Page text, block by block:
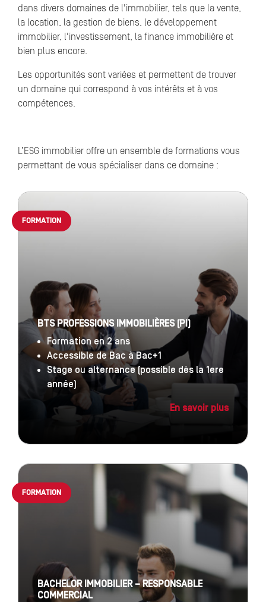
dans divers domaines de l'immobilier, tels que la vente,
la location, la gestion de biens, le développement
immobilier, l'investissement, la finance immobilière et
bien plus encore.
Les opportunités sont variées et permettent de trouver
un domaine qui correspond à vos intérêts et à vos
compétences.
L’ESG immobilier offre un ensemble de formations vous
permettant de vous spécialiser dans ce domaine :
BTS PROFESSIONS IMMOBILIÈRES (PI)
Formation en 2 ans
Accessible de Bac à Bac+1
Stage ou alternance (possible dès la 1ere
année)
En savoir plus
FORMATION
BACHELOR IMMOBILIER – RESPONSABLE
COMMERCIAL
FORMATION